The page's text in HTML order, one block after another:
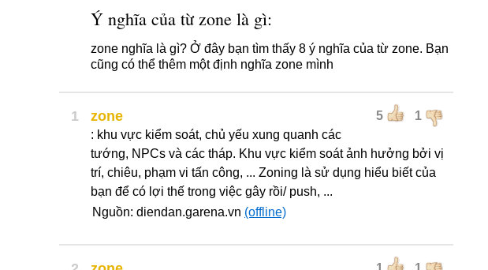
Ý nghĩa của từ zone là gì:
zone nghĩa là gì? Ở đây bạn tìm thấy 8 ý nghĩa của từ zone. Bạn
cũng có thể thêm một định nghĩa zone mình
1 5 1
zone
: khu vực kiểm soát, chủ yếu xung quanh các
tướng, NPCs và các tháp. Khu vực kiểm soát ảnh hưởng bởi vị
trí, chiêu, phạm vi tấn công, ... Zoning là sử dụng hiểu biết của
bạn để có lợi thế trong việc gây rồi/ push, ...
Nguồn: diendan.garena.vn (offline)